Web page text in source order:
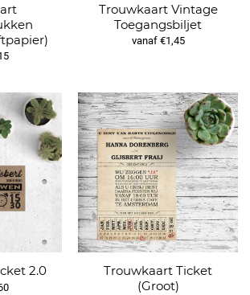
Trouwkaart Vintage
Toegangsbiljet
vanaf €1,45
2.0
Trouwkaart Ticket
(Groot)